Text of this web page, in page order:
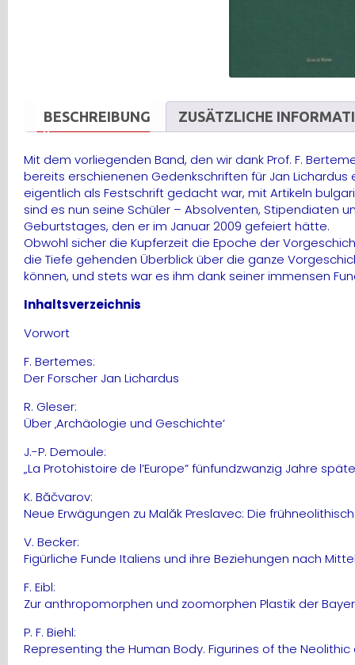
BESCHREIBUNG ZUSÄTZLICHE
Mit dem vorliegenden Band, den wir dank Prof. F.
bereits erschienenen Gedenkschriften für Jan Lichardus
eigentlich als Festschrift gedacht war, mit Artikeln
sind es nun seine Schüler – Absolventen, Stipendiaten
Geburtstages, den er im Januar 2009 gefeiert hätte.
Obwohl sicher die Kupferzeit die Epoche der
die Tiefe gehenden Überblick über die ganze
können, und stets war es ihm dank seiner immensen
Inhaltsverzeichnis
Vorwort
F. Bertemes:
Der Forscher Jan Lichardus
R. Gleser:
Über ‚Archäologie und Geschichte‘
J.-P. Demoule:
„La Protohistoire de l’Europe” fünfundzwanzig Jahre
K. Băčvarov:
Neue Erwägungen zu Malăk Preslavec: Die
V. Becker:
Figürliche Funde Italiens und ihre Beziehungen nach
F. Eibl:
Zur anthropomorphen und zoomorphen Plastik der
P. F. Biehl:
Representing the Human Body. Figurines of the